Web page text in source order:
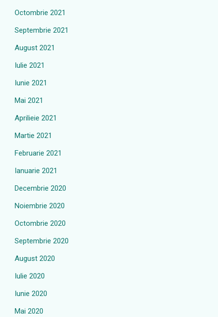
Octombrie 2021
Septembrie 2021
August 2021
Iulie 2021
Iunie 2021
Mai 2021
Aprilieie 2021
Martie 2021
Februarie 2021
Ianuarie 2021
Decembrie 2020
Noiembrie 2020
Octombrie 2020
Septembrie 2020
August 2020
Iulie 2020
Iunie 2020
Mai 2020